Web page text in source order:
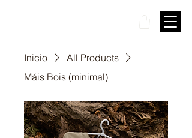
Inicio
All Products
Máis Bois (minimal)